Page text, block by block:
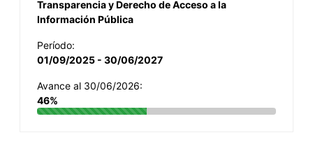
Transparencia y Derecho de Acceso a la
Información Pública
Período:
01/09/2025 - 30/06/2027
Avance al 30/06/2026:
46%